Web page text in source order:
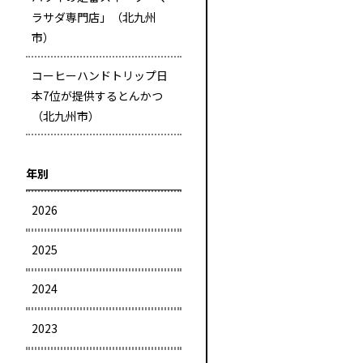
ラサダ専門店」（北九州
市）
コーヒーハンドトリップ日
本7位が提供するとんかつ
（北九州市）
年別
2026
2025
2024
2023